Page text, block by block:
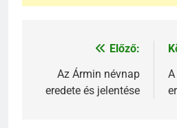
Bejegyzés
navigáció
Előző:
Az Ármin névnap
eredete és jelentése